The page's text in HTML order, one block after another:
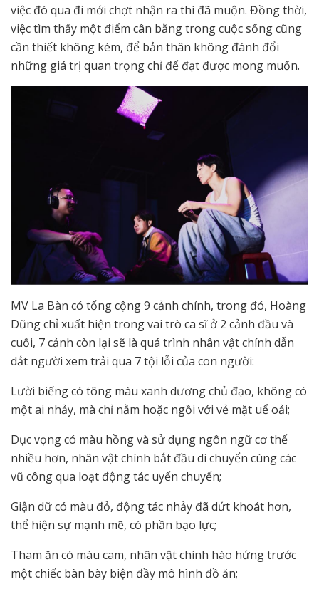
việc đó qua đi mới chợt nhận ra thì đã muộn. Đồng thời,
việc tìm thấy một điểm cân bằng trong cuộc sống cũng
cần thiết không kém, để bản thân không đánh đổi
những giá trị quan trọng chỉ để đạt được mong muốn.
MV La Bàn có tổng cộng 9 cảnh chính, trong đó, Hoàng
Dũng chỉ xuất hiện trong vai trò ca sĩ ở 2 cảnh đầu và
cuối, 7 cảnh còn lại sẽ là quá trình nhân vật chính dẫn
dắt người xem trải qua 7 tội lỗi của con người:
Lười biếng có tông màu xanh dương chủ đạo, không có
một ai nhảy, mà chỉ nằm hoặc ngồi với vẻ mặt uể oải;
Dục vọng có màu hồng và sử dụng ngôn ngữ cơ thể
nhiều hơn, nhân vật chính bắt đầu di chuyển cùng các
vũ công qua loạt động tác uyển chuyển;
Giận dữ có màu đỏ, động tác nhảy đã dứt khoát hơn,
thể hiện sự mạnh mẽ, có phần bạo lực;
Tham ăn có màu cam, nhân vật chính hào hứng trước
một chiếc bàn bày biện đầy mô hình đồ ăn;